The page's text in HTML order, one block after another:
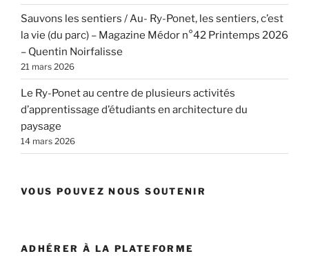
Sauvons les sentiers / Au- Ry-Ponet, les sentiers, c’est
la vie (du parc) – Magazine Médor n°42 Printemps 2026
– Quentin Noirfalisse
21 mars 2026
Le Ry-Ponet au centre de plusieurs activités
d’apprentissage d’étudiants en architecture du
paysage
14 mars 2026
VOUS POUVEZ NOUS SOUTENIR
ADHÉRER À LA PLATEFORME